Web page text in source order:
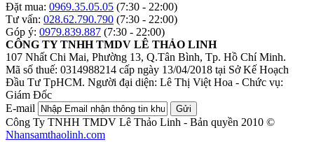
Đặt mua: 0969.35.05.05 (7:30 - 22:00)
Tư vấn: 028.62.790.790 (7:30 - 22:00)
Góp ý: 0979.839.887 (7:30 - 22:00)
CÔNG TY TNHH TMDV LÊ THẢO LINH
107 Nhất Chi Mai, Phường 13, Q.Tân Bình, Tp. Hồ Chí Minh.
Mã số thuế: 0314988214 cấp ngày 13/04/2018 tại Sở Kế Hoạch
Đầu Tư TpHCM. Người đại diện: Lê Thị Việt Hoa - Chức vụ:
Giám Đốc
E-mail
Gửi
Công Ty TNHH TMDV Lê Thảo Linh - Bản quyền 2010 ©
Nhansamthaolinh.com